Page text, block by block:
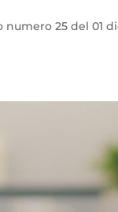
numero 25 del 01